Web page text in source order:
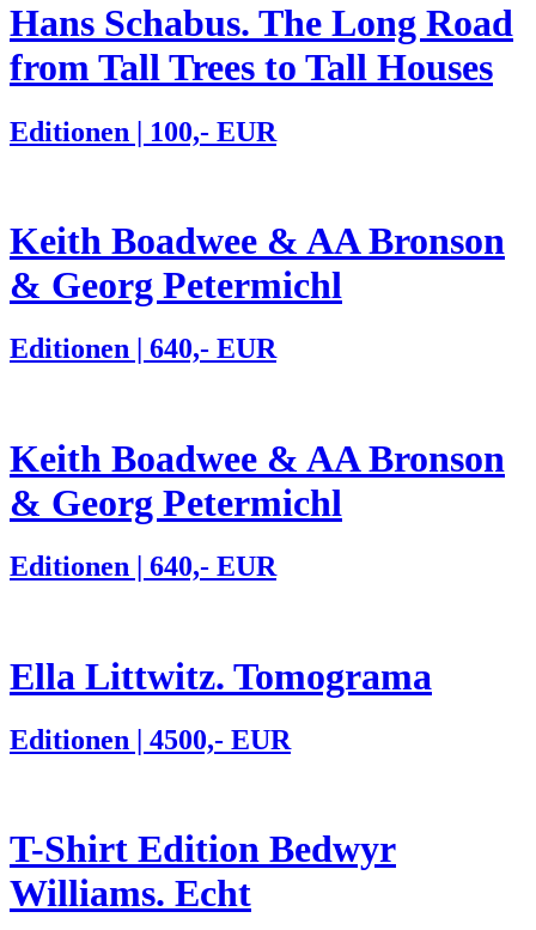
Hans Schabus. The Long Road
from Tall Trees to Tall Houses
Editionen | 100,- EUR
Keith Boadwee & AA Bronson
& Georg Petermichl
Editionen | 640,- EUR
Keith Boadwee & AA Bronson
& Georg Petermichl
Editionen | 640,- EUR
Ella Littwitz. Tomograma
Editionen | 4500,- EUR
T-Shirt Edition Bedwyr
Williams. Echt